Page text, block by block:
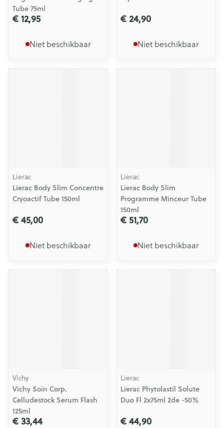
Tube 75ml
€ 12,95
Niet beschikbaar
€ 24,90
Niet beschikbaar
Lierac
Lierac Body Slim Concentre
Cryoactif Tube 150ml
€ 45,00
Niet beschikbaar
Lierac
Lierac Body Slim
Programme Minceur Tube
150ml
€ 51,70
Niet beschikbaar
Vichy
Vichy Soin Corp.
Celludestock Serum Flash
125ml
€ 33,44
Lierac
Lierac Phytolastil Solute
Duo Fl 2x75ml 2de -50%
€ 44,90